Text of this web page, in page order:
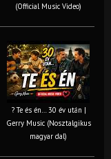
(Official Music Video)
? Te és én… 30 év után |
Gerry Music (Nosztalgikus
magyar dal)